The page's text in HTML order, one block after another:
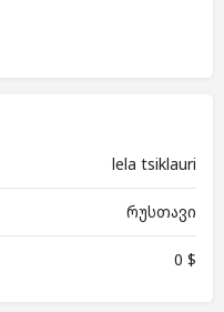
lela tsiklauri
რუსთავი
0 $